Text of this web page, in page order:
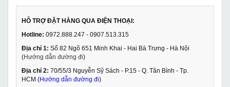
HỖ TRỢ ĐẶT HÀNG QUA ĐIỆN THOẠI:
Hotline: 0972.888.247 - 0907.513.315
Địa chỉ 1: Số 82 Ngõ 651 Minh Khai - Hai Bà Trưng - Hà Nội
(Hướng dẫn đường đi)
Địa chỉ 2: 70/55/3 Nguyễn Sỹ Sách - P.15 - Q. Tân Bình - Tp.
HCM (Hướng dẫn đường đi)